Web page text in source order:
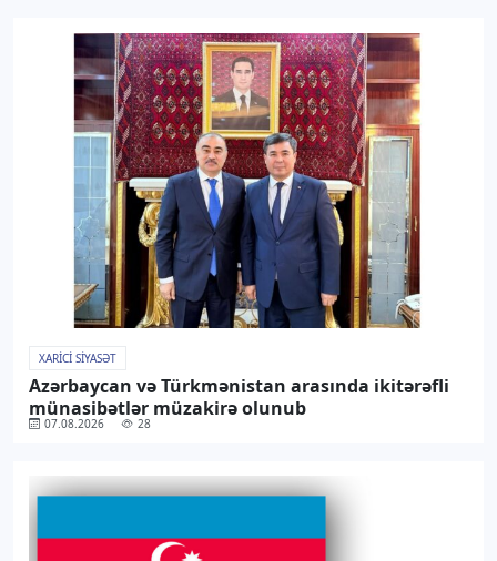
XARICI SIYASƏT
Azərbaycan və Türkmənistan arasında ikitərəfli
münasibətlər müzakirə olunub
07.08.2026 28